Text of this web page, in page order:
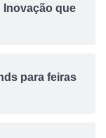
Inovação que
para feiras